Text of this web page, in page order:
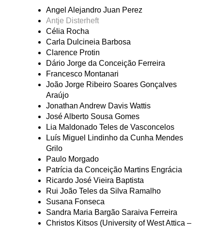
Angel Alejandro Juan Perez
Antje Disterheft
Célia Rocha
Carla Dulcineia Barbosa
Clarence Protin
Dário Jorge da Conceição Ferreira
Francesco Montanari
João Jorge Ribeiro Soares Gonçalves
Araújo
Jonathan Andrew Davis Wattis
José Alberto Sousa Gomes
Lia Maldonado Teles de Vasconcelos
Luís Miguel Lindinho da Cunha Mendes
Grilo
Paulo Morgado
Patrícia da Conceição Martins Engrácia
Ricardo José Vieira Baptista
Rui João Teles da Silva Ramalho
Susana Fonseca
Sandra Maria Bargão Saraiva Ferreira
Christos Kitsos (University of West Attica –